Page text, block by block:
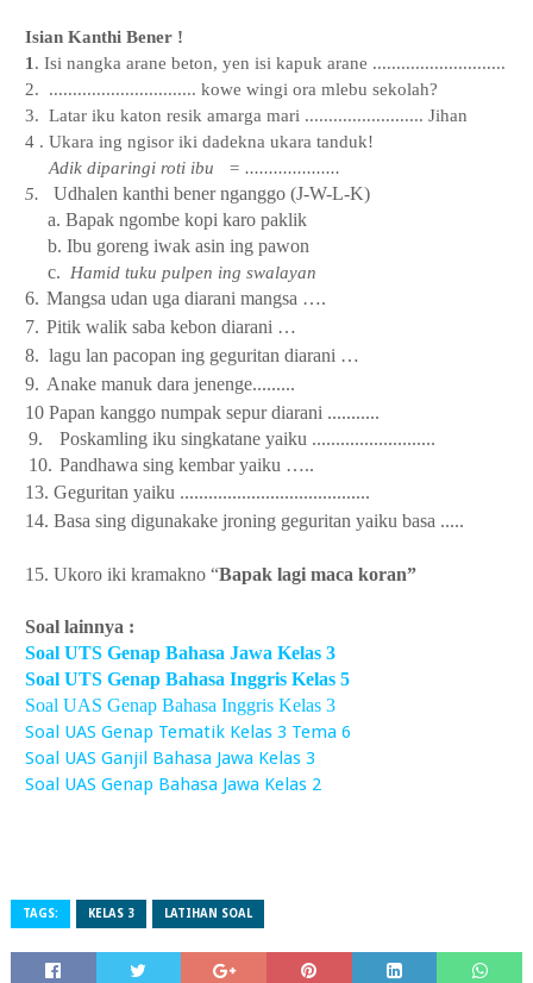
Isian Kanthi Bener !
1 . Isi nangka arane beton, yen isi kapuk arane ............................
2.
............................... kowe wingi ora mlebu sekolah?
3. Latar iku katon resik amarga mari ......................... Jihan
4 . Ukara ing ngisor iki dadekna ukara tanduk!
Adik diparingi roti ibu
= ....................
5.
Udhalen kanthi bener nganggo (J-W-L-K)
a. Bapak ngombe kopi karo paklik
b. Ibu goreng iwak asin ing pawon
c.
Hamid tuku pulpen ing swalayan
6. Mangsa udan uga diarani mangsa ….
7. Pitik walik saba kebon diarani …
8. lagu lan pacopan ing geguritan diarani …
9. Anake manuk dara jenenge.........
10 Papan kanggo numpak sepur diarani ...........
9.
Poskamling iku singkatane yaiku ..........................
10. Pandhawa sing kembar yaiku …..
13. Geguritan yaiku ........................................
14. Basa sing digunakake jroning geguritan yaiku basa .....
15. Ukoro iki kramakno “Bapak lagi maca koran”
Soal lainnya :
Soal UTS Genap Bahasa Jawa Kelas 3
Soal UTS Genap Bahasa Inggris Kelas 5
Soal UAS Genap Bahasa Inggris Kelas 3
Soal UAS Genap Tematik Kelas 3 Tema 6
Soal UAS Ganjil Bahasa Jawa Kelas 3
Soal UAS Genap Bahasa Jawa Kelas 2
TAGS: KELAS 3 LATIHAN SOAL